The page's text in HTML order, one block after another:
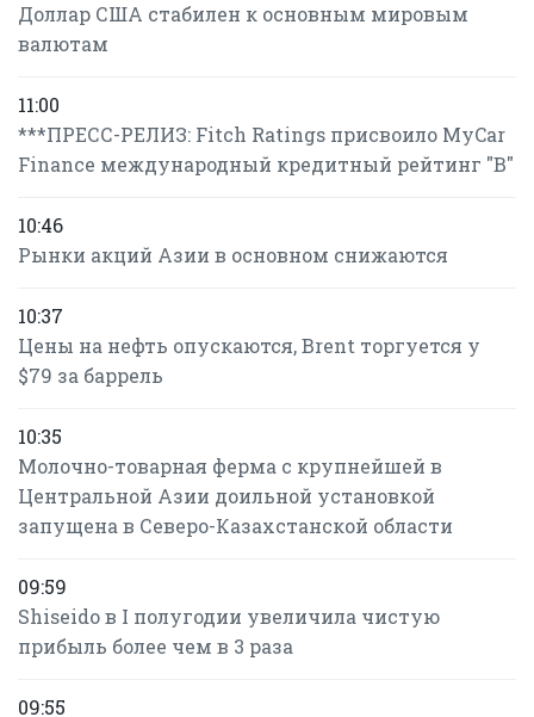
Доллар США стабилен к основным мировым
валютам
11:00
***ПРЕСС-РЕЛИЗ: Fitch Ratings присвоило MyCar
Finance международный кредитный рейтинг "B"
10:46
Рынки акций Азии в основном снижаются
10:37
Цены на нефть опускаются, Brent торгуется у
$79 за баррель
10:35
Молочно-товарная ферма с крупнейшей в
Центральной Азии доильной установкой
запущена в Северо-Казахстанской области
09:59
Shiseido в I полугодии увеличила чистую
прибыль более чем в 3 раза
09:55